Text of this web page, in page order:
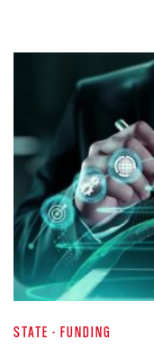
STATE - FUNDING